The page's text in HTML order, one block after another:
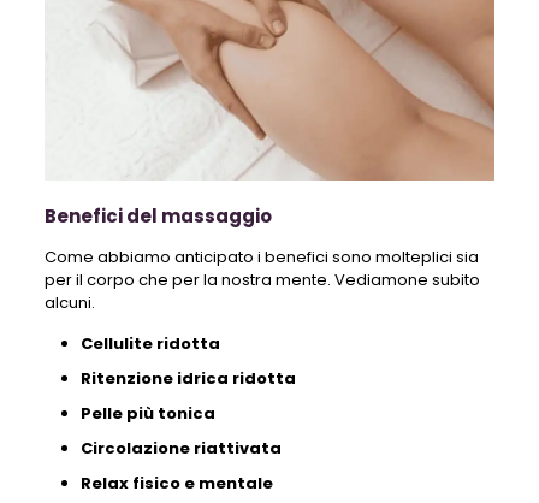
Benefici del massaggio
Come abbiamo anticipato i benefici sono molteplici sia
per il corpo che per la nostra mente. Vediamone subito
alcuni.
Cellulite ridotta
Ritenzione idrica ridotta
Pelle più tonica
Circolazione riattivata
Relax fisico e mentale